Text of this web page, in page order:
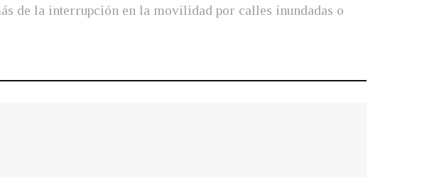
de la interrupción en la movilidad por calles inundadas o